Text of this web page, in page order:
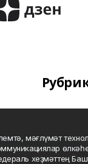
мәғлүмәт
хеҙмәттең